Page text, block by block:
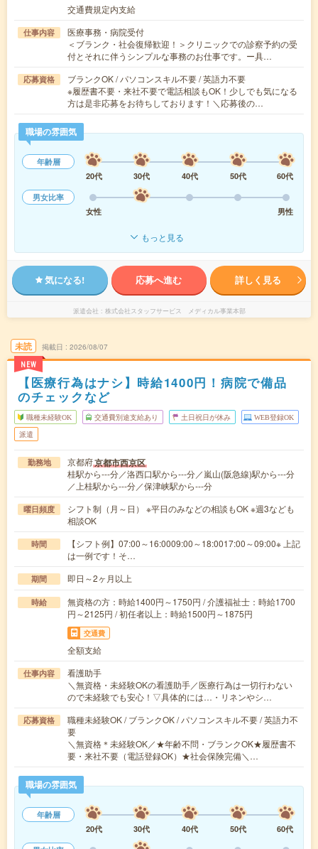
交通費規定内支給
仕事内容
医療事務・病院受付
＜ブランク・社会復帰歓迎！＞クリニックでの診察予約の受
付とそれに伴うシンプルな事務のお仕事です。ー具…
応募資格
ブランクOK / パソコンスキル不要 / 英語力不要
※履歴書不要・来社不要で電話相談もOK！少しでも気になる
方は是非応募をお待ちしております！＼応募後の…
職場の雰囲気
年齢層
20代
30代 40代 50代
60代
男女比率
女性
男性
もっと見る
気になる! 応募へ進む 詳しく見る
派遣会社 株式会社スタッフサービス メディカル事業本部
未読
NEW
掲載日 2026/08/07
【医療行為はナシ】時給1400円！病院で備品
のチェックなど
職種未経験OK 交通費別途支給あり 土日祝日が休み WEB登録OK
派遣
勤務地 京都府京都市西京区
桂駅から---分／洛西口駅から---分／嵐山(阪急線)駅から---分
／上桂駅から---分／保津峡駅から---分
曜日頻度
シフト制（月～日） ※平日のみなどの相談もOK ※週3なども
相談OK
時間
【シフト例】07:00～16:0009:00～18:0017:00～09:00※ 上記
は一例です！そ…
期間 即日～2ヶ月以上
時給
無資格の方：時給1400円～1750円 / 介護福祉士：時給1700
円～2125円 / 初任者以上：時給1500円～1875円
交通費
全額支給
仕事内容
看護助手
＼無資格・未経験OKの看護助手／医療行為は一切行わない
ので未経験でも安心！▽具体的には…・リネンやシ…
応募資格
職種未経験OK / ブランクOK / パソコンスキル不要 / 英語力不
要
＼無資格＊未経験OK／★年齢不問・ブランクOK★履歴書不
要・来社不要（電話登録OK）★社会保険完備＼…
職場の雰囲気
年齢層
20代
30代 40代 50代
60代